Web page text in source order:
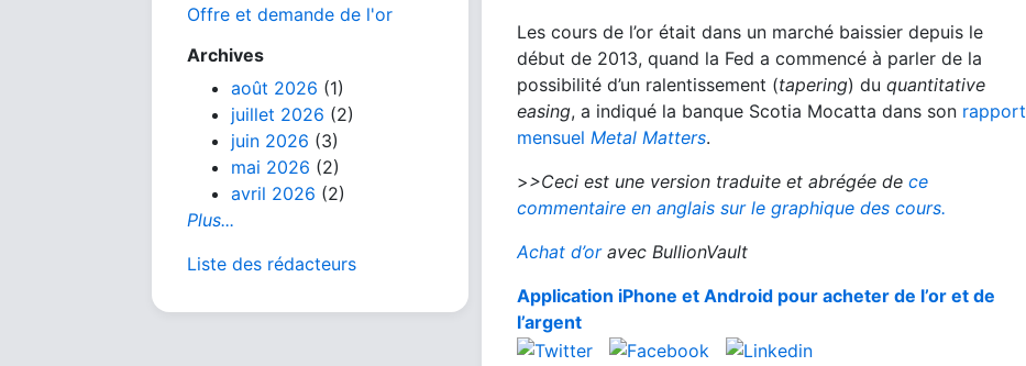
Offre et demande de l'or
Archives
août 2026 (1)
juillet 2026 (2)
juin 2026 (3)
mai 2026 (2)
avril 2026 (2)
Plus...
Liste des rédacteurs
Les cours de l’or était dans un marché baissier depuis le
début de 2013, quand la Fed a commencé à parler de la
possibilité d’un ralentissement (tapering) du quantitative
easing, a indiqué la banque Scotia Mocatta dans son rapport
mensuel Metal Matters.
>>Ceci est une version traduite et abrégée de ce
commentaire en anglais sur le graphique des cours.
Achat d’oravec BullionVault
Application iPhone et Android pour acheter de l’or et de
l’argent